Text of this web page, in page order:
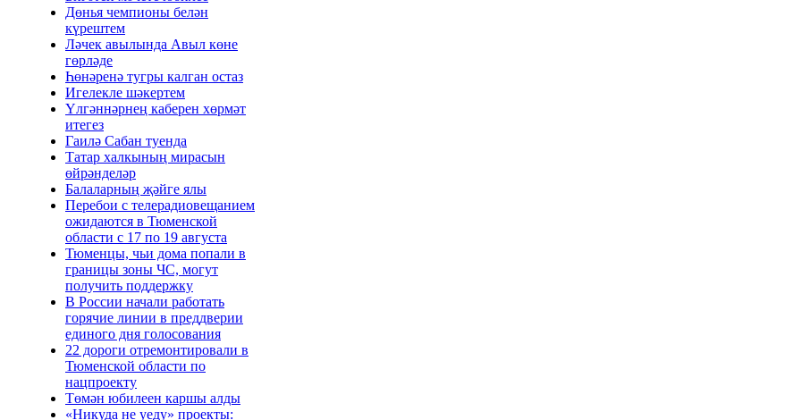
Дөнья чемпионы белән
күрештем
Ләчек авылында Авыл көне
гөрләде
Һөнәренә тугры калган остаз
Игелекле шәкертем
Үлгәннәрнең каберен хөрмәт
итегез
Гаилә Сабан туенда
Татар халкының мирасын
өйрәнделәр
Балаларның җәйге ялы
Перебои с телерадиовещанием
ожидаются в Тюменской
области с 17 по 19 августа
Тюменцы, чьи дома попали в
границы зоны ЧС, могут
получить поддержку
В России начали работать
горячие линии в преддверии
единого дня голосования
22 дороги отремонтировали в
Тюменской области по
нацпроекту
Төмән юбилеен каршы алды
«Никуда не уеду» проекты: